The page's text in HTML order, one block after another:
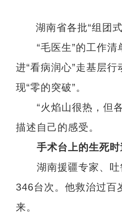
湖南省各批“组团
“毛医生”的工作清
进“看病润心”走基层
现“零的突破”。
“火焰山很热，但各
描述自己的感受。
手术台上的生死时
湖南援疆专家、吐
346台次。他救治过百
来。